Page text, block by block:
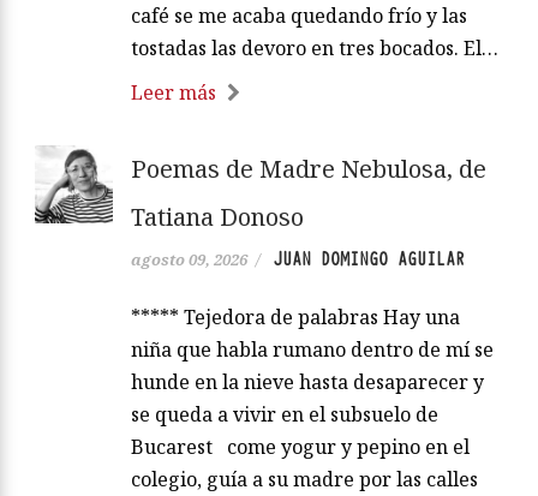
café se me acaba quedando frío y las
tostadas las devoro en tres bocados. El…
Leer más
Poemas de Madre Nebulosa, de
Tatiana Donoso
agosto 09, 2026 / JUAN DOMINGO AGUILAR
***** Tejedora de palabras Hay una
niña que habla rumano dentro de mí se
hunde en la nieve hasta desaparecer y
se queda a vivir en el subsuelo de
Bucarest come yogur y pepino en el
colegio, guía a su madre por las calles